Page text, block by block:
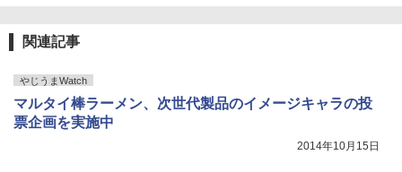
関連記事
やじうまWatch
マルタイ棒ラーメン、次世代製品のイメージキャラの投
票企画を実施中
2014年10月15日